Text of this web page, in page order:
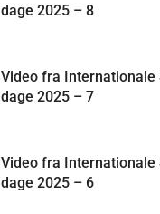
dage 2025 – 8
Video fra Internationale
dage 2025 – 7
Video fra Internationale
dage 2025 – 6